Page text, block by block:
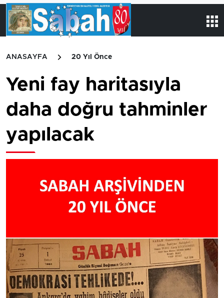
ANASAYFA 20 Yıl Önce
Yeni fay haritasıyla
daha doğru tahminler
yapılacak